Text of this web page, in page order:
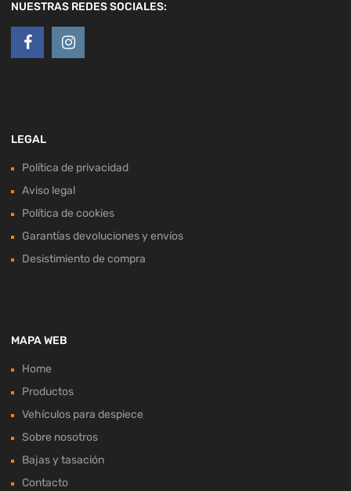
NUESTRAS REDES SOCIALES:
LEGAL
Política de privacidad
Aviso legal
Política de cookies
Garantías devoluciones y envíos
Desistimiento de compra
MAPA WEB
Home
Productos
Vehículos para despiece
Sobre nosotros
Bajas y tasación
Contacto